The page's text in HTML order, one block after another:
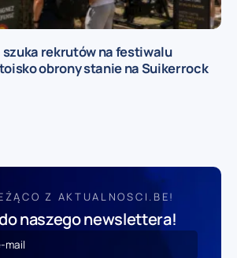
rekrutów na festiwalu
obrony stanie na Suikerrock
Z AKTUALNOSCI.BE!
naszego newslettera!